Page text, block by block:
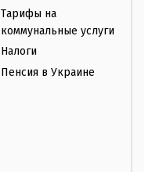
Тарифы на
коммунальные услуги
Налоги
Пенсия в Украине